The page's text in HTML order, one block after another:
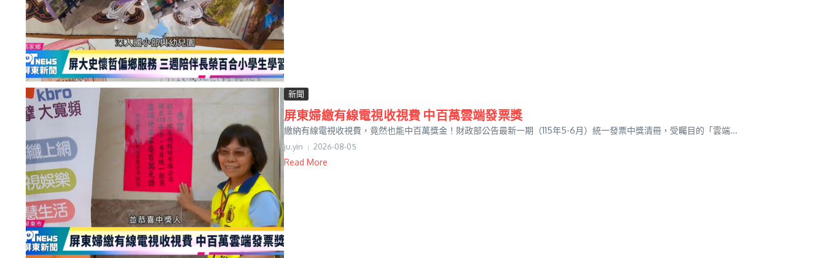
新聞
屏東婦繳有線電視收視費 中百萬雲端發票獎
繳納有線電視收視費，竟然也能中百萬獎金！財政部公告最新一期（115年5-6月）統一發票中獎清冊，受矚目的「雲端...
ju.yin 2026-08-05
Read More